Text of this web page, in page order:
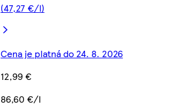
(47,27 €/l)
Cena je platná do 24. 8. 2026
12,99 €
86,60 €/l